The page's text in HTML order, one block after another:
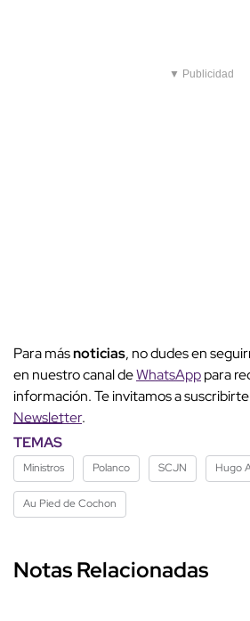
▼ Publicidad
Para másnoticias, no dudes en
en nuestro canal deWhatsApppara
información. Te invitamos a suscribirte
Newsletter.
TEMAS
Ministros Polanco SCJN Hugo
Au Pied de Cochon
Notas Relacionadas